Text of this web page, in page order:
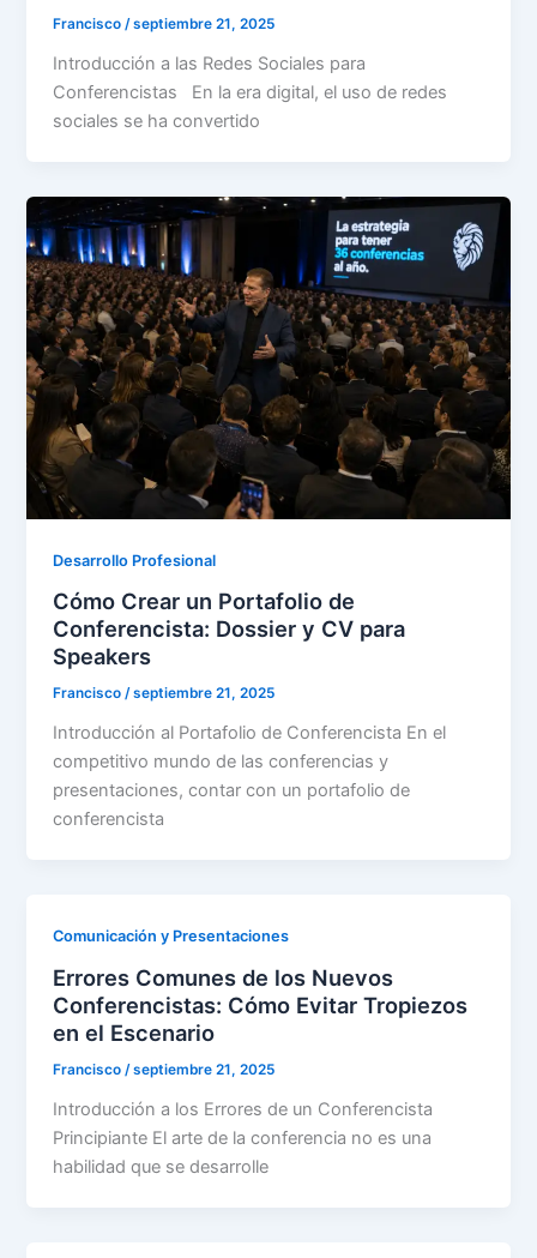
Francisco/septiembre 21, 2025
Introducción a las Redes Sociales para
Conferencistas En la era digital, el uso de redes
sociales se ha convertido
Desarrollo Profesional
Cómo Crear un Portafolio de
Conferencista: Dossier y CV para
Speakers
Francisco/septiembre 21, 2025
Introducción al Portafolio de Conferencista En el
competitivo mundo de las conferencias y
presentaciones, contar con un portafolio de
conferencista
Comunicación y Presentaciones
Errores Comunes de los Nuevos
Conferencistas: Cómo Evitar Tropiezos
en el Escenario
Francisco /septiembre 21, 2025
Introducción a los Errores de un Conferencista
Principiante El arte de la conferencia no es una
habilidad que se desarrolle